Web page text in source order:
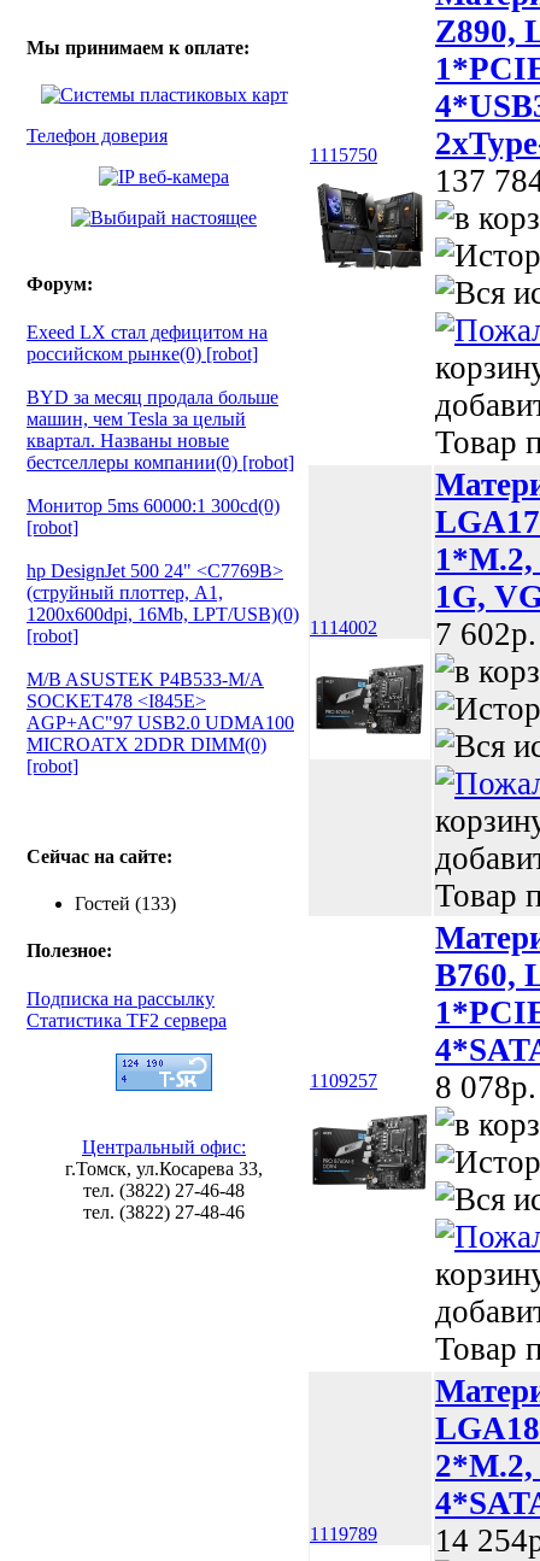
Мы принимаем к оплате:
Телефон доверия
Форум:
Exeed LX стал дефицитом на
российском рынке(0) [robot]
BYD за месяц продала больше
машин, чем Tesla за целый
квартал. Названы новые
бестселлеры компании(0) [robot]
Монитор 5ms 60000:1 300cd(0)
[robot]
hp DesignJet 500 24" <C7769B>
(струйный плоттер, A1,
1200х600dpi, 16Mb, LPT/USB)(0)
[robot]
M/B ASUSTEK P4B533-M/A
SOCKET478 <I845E>
AGP+AC"97 USB2.0 UDMA100
MICROATX 2DDR DIMM(0)
[robot]
Сейчас на сайте:
Гостей (133)
Полезное:
Подписка на рассылку
Статистика TF2 сервера
Центральный офис:
г.Томск, ул.Косарева 33,
тел. (3822) 27-46-48
тел. (3822) 27-48-46
1115750
Z890,
137
Товар
1114002
1*M.2,
1G,
7 602p.
Товар
1109257
B760,
8 078p.
Товар
1119789
2*M.2,
14